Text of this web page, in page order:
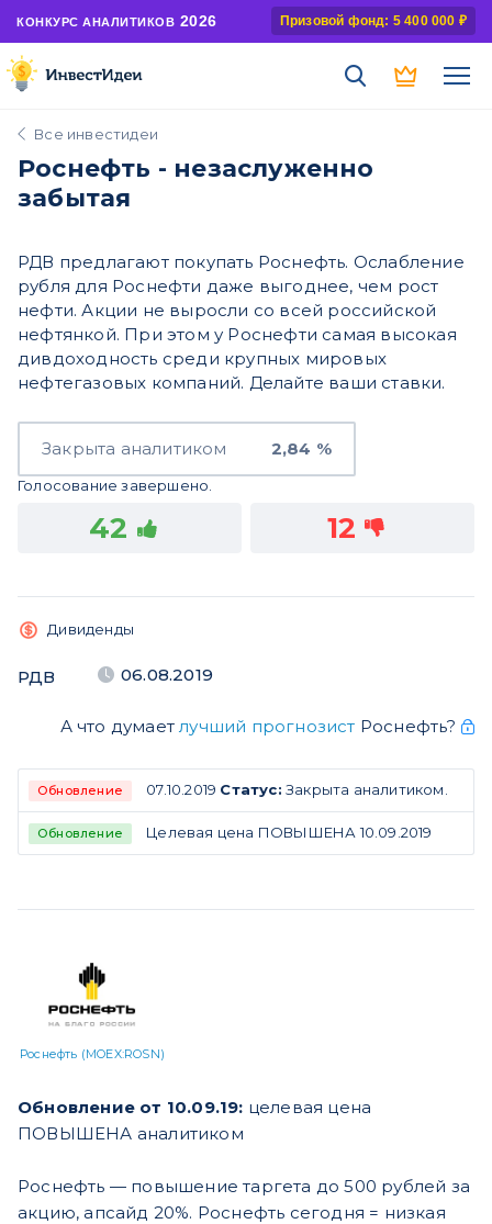
КОНКУРС АНАЛИТИКОВ 2026 Призовой фонд: 5 400 000 ₽
Все инвестидеи
Роснефть - незаслуженно
забытая
РДВ предлагают покупать Роснефть. Ослабление
рубля для Роснефти даже выгоднее, чем рост
нефти. Акции не выросли со всей российской
нефтянкой. При этом у Роснефти самая высокая
дивдоходность среди крупных мировых
нефтегазовых компаний. Делайте ваши ставки.
Закрыта аналитиком 2,84 %
Голосование завершено.
42 12
Дивиденды
РДВ 06.08.2019
А что думает лучший прогнозист Роснефть?
Обновление 07.10.2019 Статус: Закрыта аналитиком.
Обновление Целевая цена ПОВЫШЕНА 10.09.2019
Роснефть (MOEX:ROSN)
Обновление от 10.09.19: целевая цена
ПОВЫШЕНА аналитиком
Роснефть — повышение таргета до 500 рублей за
акцию, апсайд 20%. Роснефть сегодня = низкая